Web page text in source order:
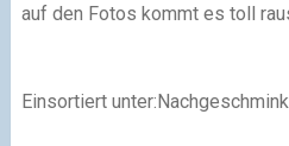
auf den Fotos kommt es toll
Einsortiert